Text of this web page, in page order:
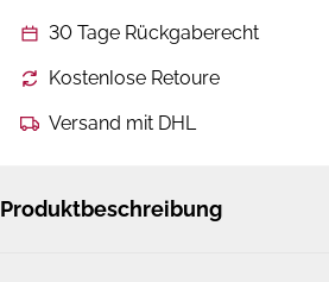
30 Tage Rückgaberecht
Kostenlose Retoure
Versand mit DHL
Produktbeschreibung